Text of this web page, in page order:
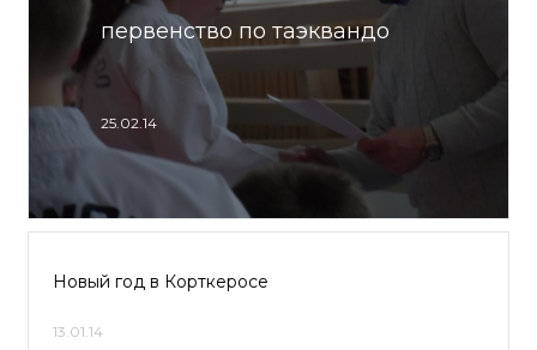
первенство по таэквандо
25.02.14
Новый год в Корткеросе
13.01.14